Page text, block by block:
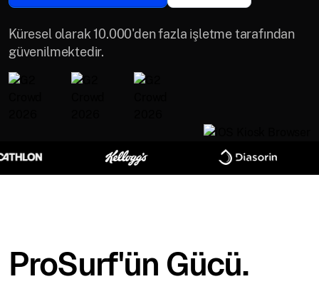
Küresel olarak 10.000'den fazla işletme tarafından
güvenilmektedir.
ProSurf'ün Gücü.